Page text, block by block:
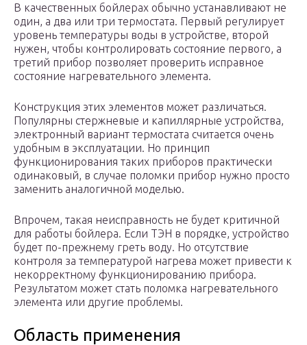
В качественных бойлерах обычно устанавливают не
один, а два или три термостата. Первый регулирует
уровень температуры воды в устройстве, второй
нужен, чтобы контролировать состояние первого, а
третий прибор позволяет проверить исправное
состояние нагревательного элемента.
Конструкция этих элементов может различаться.
Популярны стержневые и капиллярные устройства,
электронный вариант термостата считается очень
удобным в эксплуатации. Но принцип
функционирования таких приборов практически
одинаковый, в случае поломки прибор нужно просто
заменить аналогичной моделью.
Впрочем, такая неисправность не будет критичной
для работы бойлера. Если ТЭН в порядке, устройство
будет по-прежнему греть воду. Но отсутствие
контроля за температурой нагрева может привести к
некорректному функционированию прибора.
Результатом может стать поломка нагревательного
элемента или другие проблемы.
Область применения